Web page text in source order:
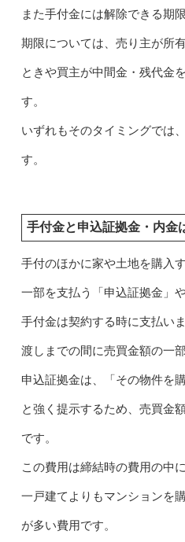
また手付金には解除できる期
期限については、売り主が所
ときや買主が中間金・残代金
す。
いずれもそのタイミングでは
す。
手付金と申込証拠金・内金
手付のほかに家や土地を購入
一部を支払う「申込証拠金」
手付金は契約する時に支払い
渡しまでの間に売買金額の一
申込証拠金は、「その物件を
と強く提示するため、売買金
です。
この費用は締結時の費用の中
一戸建てよりもマンションを
が多い費用です。